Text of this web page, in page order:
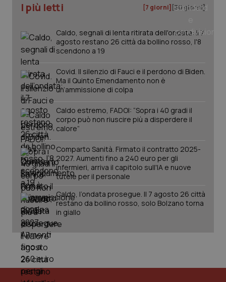
I più letti [7 giorni] [30 giorni]
Caldo, segnali di lenta ritirata dell'ondata: il 7
agosto restano 26 città da bollino rosso, l'8
scendono a 19
Covid. Il silenzio di Fauci e il perdono di Biden.
Ma il Quinto Emendamento non è
un’ammissione di colpa
Caldo estremo, FADOI: “Sopra i 40 gradi il
corpo può non riuscire più a disperdere il
calore”
Comparto Sanità. Firmato il contratto 2025-
2027. Aumenti fino a 240 euro per gli
infermieri, arriva il capitolo sull'IA e nuove
tutele per il personale
Caldo, l’ondata prosegue. Il 7 agosto 26 città
restano da bollino rosso, solo Bolzano torna
in giallo
tracking-sites-ironfish-
tracking-enable
www.quotidianosanita.it
tracking-sites-ironfish-
session-id
_ga
Google LLC
.quotidianosanita.it